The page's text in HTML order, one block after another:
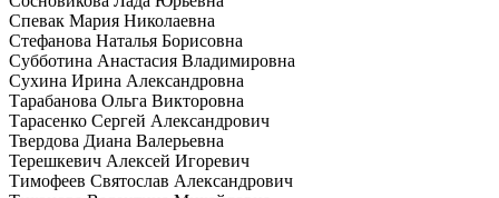
Спевак Мария Николаевна
Стефанова Наталья Борисовна
Субботина Анастасия Владимировна
Сухина Ирина Александровна
Тарабанова Ольга Викторовна
Тарасенко Сергей Александрович
Твердова Диана Валерьевна
Терешкевич Алексей Игоревич
Тимофеев Святослав Александрович